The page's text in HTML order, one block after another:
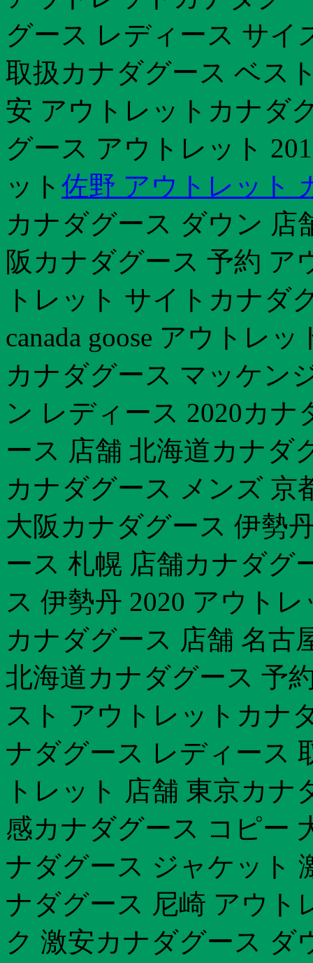
グース レディース サイ
取扱カナダグース ベス
安 アウトレットカナダ
グース アウトレット
ット 佐野 アウトレット
カナダグース ダウン 店
阪カナダグース 予約 ア
トレット サイトカナダ
canada goose アウトレ
カナダグース マッケン
ン レディース 2020カ
ース 店舗 北海道カナダ
カナダグース メンズ 京
大阪カナダグース 伊勢
ース 札幌 店舗カナダグ
ス 伊勢丹 2020 アウト
カナダグース 店舗 名古
北海道カナダグース 予
スト アウトレットカナ
ナダグース レディース
トレット 店舗 東京カ
感カナダグース コピー
ナダグース ジャケット
ナダグース 尼崎 アウト
ク 激安カナダグース ダ